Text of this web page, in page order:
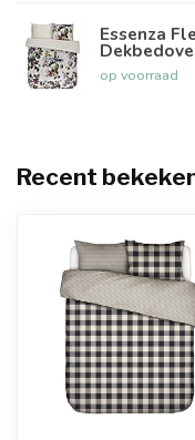
Essenza
op voorraad
Recent